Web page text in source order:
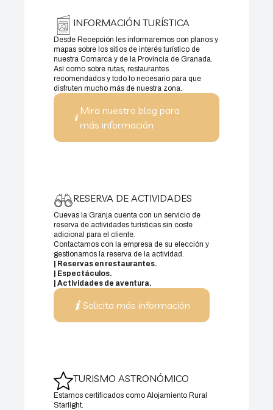
INFORMACIÓN TURÍSTICA
Desde Recepción les informaremos con planos y
mapas sobre los sitios de interés turístico de
nuestra Comarca y de la Provincia de Granada.
Así como sobre rutas, restaurantes
recomendados y todo lo necesario para que
disfruten mucho más de nuestra zona.
Mira nuestro blog para
más información
RESERVA DE ACTIVIDADES
Cuevas la Granja cuenta con un servicio de
reserva de actividades turísticas sin coste
adicional para el cliente.
Contactamos con la empresa de su elección y
gestionamos la reserva de la actividad.
| Reservas en restaurantes.
| Espectáculos.
| Actividades de aventura.
Solicita más información
TURISMO ASTRONÓMICO
Estamos certificados como Alojamiento Rural
Starlight.